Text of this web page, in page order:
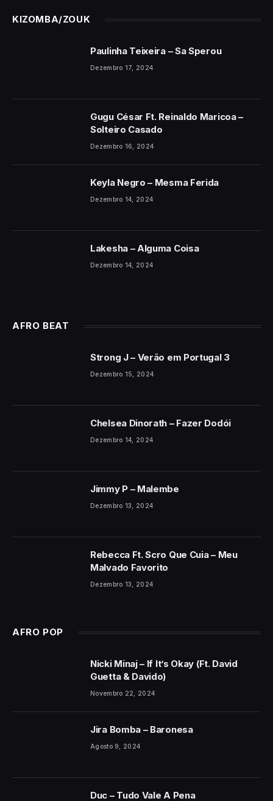
KIZOMBA/ZOUK
Paulinha Teixeira – Sa Sperou
Dezembro 17, 2024
Gugu César Ft. Reinaldo Maricoa –
Solteiro Casado
Dezembro 16, 2024
Keyla Negro – Mesma Ferida
Dezembro 14, 2024
Lakesha – Alguma Coisa
Dezembro 14, 2024
AFRO BEAT
Strong J – Verão em Portugal 3
Dezembro 15, 2024
Chelsea Dinorath – Fazer Dodói
Dezembro 14, 2024
Jimmy P – Malembe
Dezembro 13, 2024
Rebecca Ft. Scro Que Cuia – Meu
Malvado Favorito
Dezembro 13, 2024
AFRO POP
Nicki Minaj – If It’s Okay (Ft. David
Guetta & Davido)
Novembro 22, 2024
Jira Bomba – Baronesa
Agosto 9, 2024
Duc – Tudo Vale A Pena